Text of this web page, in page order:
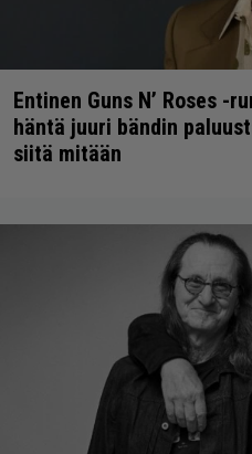
Entinen Guns N’ Roses -
häntä juuri bändin
siitä mitään